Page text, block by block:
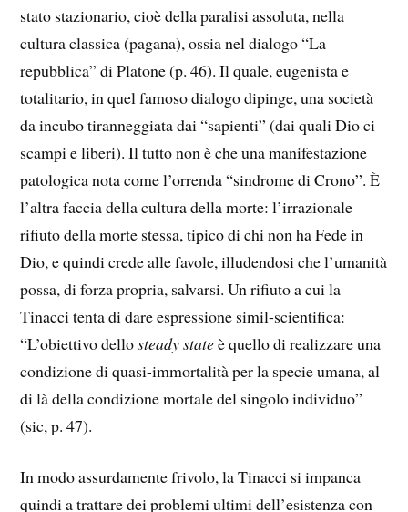
stato stazionario, cioè della paralisi assoluta, nella
cultura classica (pagana), ossia nel dialogo “La
repubblica” di Platone (p. 46). Il quale, eugenista e
totalitario, in quel famoso dialogo dipinge, una società
da incubo tiranneggiata dai “sapienti” (dai quali Dio ci
scampi e liberi). Il tutto non è che una manifestazione
patologica nota come l’orrenda “sindrome di Crono”. È
l’altra faccia della cultura della morte: l’irrazionale
rifiuto della morte stessa, tipico di chi non ha Fede in
Dio, e quindi crede alle favole, illudendosi che l’umanità
possa, di forza propria, salvarsi. Un rifiuto a cui la
Tinacci tenta di dare espressione simil-scientifica:
“L’obiettivo dellosteady stateè quello di realizzare una
condizione di quasi-immortalità per la specie umana, al
di là della condizione mortale del singolo individuo”
(sic, p. 47).
In modo assurdamente frivolo, la Tinacci si impanca
quindi a trattare dei problemi ultimi dell’esistenza con